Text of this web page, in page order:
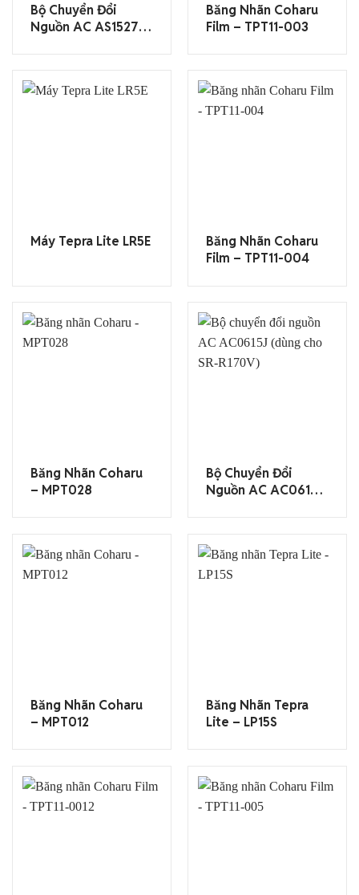
Bộ Chuyển Đổi
Nguồn AC AS1527J
Băng Nhãn Coharu
Film – TPT11-003
Máy Tepra Lite LR5E
Băng Nhãn Coharu
Film – TPT11-004
Băng Nhãn Coharu
– MPT028
Bộ Chuyển Đổi
Nguồn AC AC0615J
Băng Nhãn Coharu
– MPT012
Băng Nhãn Tepra
Lite – LP15S